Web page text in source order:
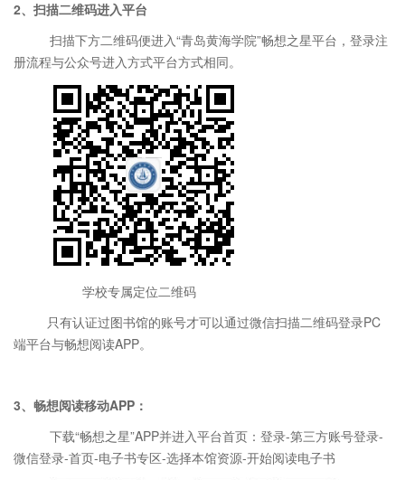
2、扫描二维码进入平台
扫描下方二维码便进入“青岛黄海学院”畅想之星平台，登录注
册流程与公众号进入方式平台方式相同。
学校专属定位二维码
只有认证过图书馆的账号才可以通过微信扫描二维码登录PC
端平台与畅想阅读APP。
3、畅想阅读移动APP ：
下载“畅想之星”APP并进入平台首页：登录-第三方账号登录-
微信登录-首页-电子书专区-选择本馆资源-开始阅读电子书